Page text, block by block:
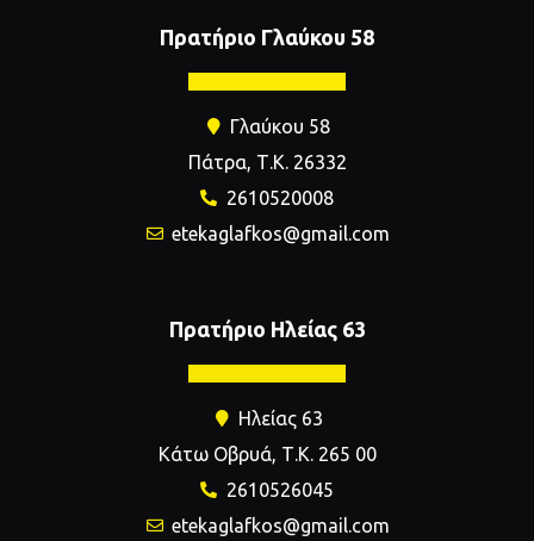
Πρατήριο Γλαύκου 58
Γλαύκου 58
Πάτρα, Τ.Κ. 26332
2610520008
etekaglafkos@gmail.com
Πρατήριο Ηλείας 63
Ηλείας 63
Κάτω Οβρυά, Τ.Κ. 265 00
2610526045
etekaglafkos@gmail.com